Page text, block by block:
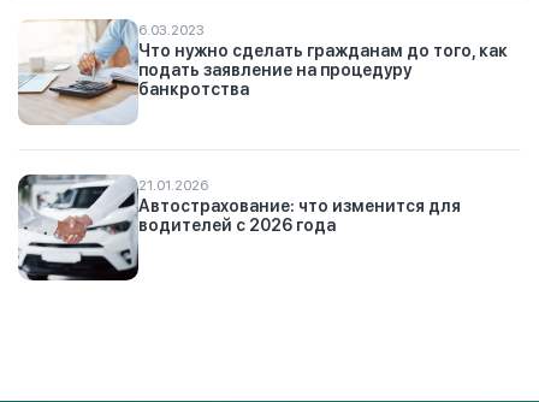
6.03.2023
Что нужно сделать гражданам до того, как
подать заявление на процедуру
банкротства
21.01.2026
Автострахование: что изменится для
водителей с 2026 года